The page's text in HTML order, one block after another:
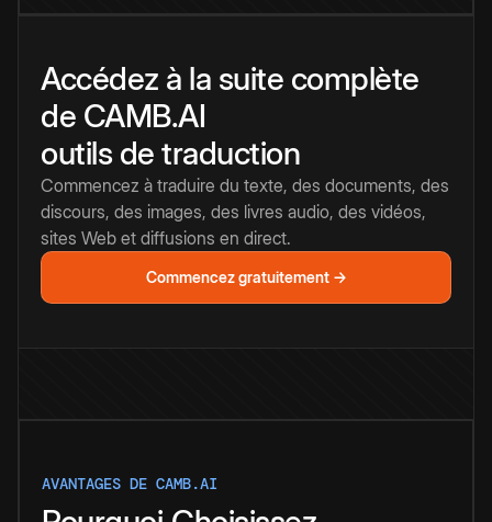
Accédez à la suite complète
de CAMB.AI
outils de traduction
Commencez à traduire du texte, des documents, des
discours, des images, des livres audio, des vidéos,
sites Web et diffusions en direct.
Commencez gratuitement →
AVANTAGES DE CAMB.AI